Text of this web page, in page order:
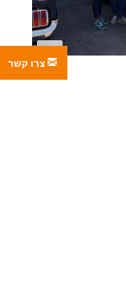
צרו קשר